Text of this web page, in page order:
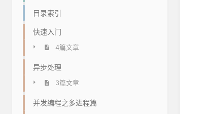
目录索引
快速入门
4篇文章
异步处理
3篇文章
并发编程之多进程篇